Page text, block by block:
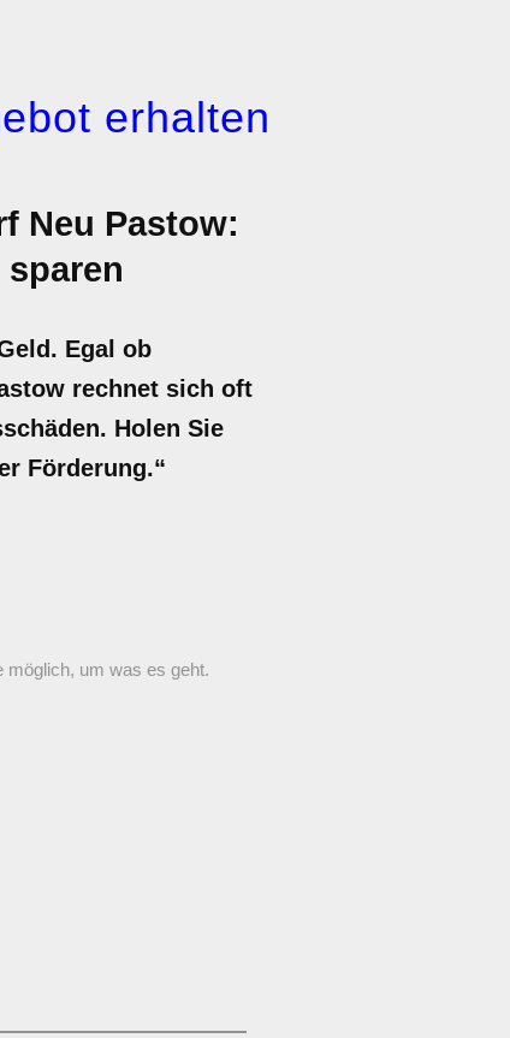
erhalten
Neu Pastow:
sparen
Egal ob
rechnet sich oft
Holen Sie
Förderung.“